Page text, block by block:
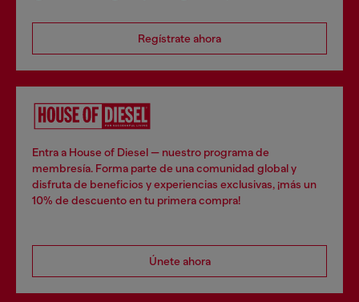
Regístrate ahora
Entra a House of Diesel — nuestro programa de
membresía. Forma parte de una comunidad global y
disfruta de beneficios y experiencias exclusivas, ¡más un
10% de descuento en tu primera compra!
Únete ahora